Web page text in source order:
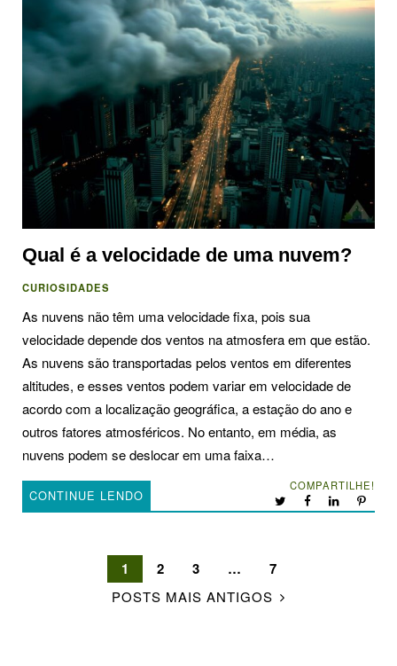
Qual é a velocidade de uma nuvem?
CURIOSIDADES
As nuvens não têm uma velocidade fixa, pois sua
velocidade depende dos ventos na atmosfera em que estão.
As nuvens são transportadas pelos ventos em diferentes
altitudes, e esses ventos podem variar em velocidade de
acordo com a localização geográfica, a estação do ano e
outros fatores atmosféricos. No entanto, em média, as
nuvens podem se deslocar em uma faixa…
CONTINUE LENDO
COMPARTILHE!
1 2 3 … 7
POSTS MAIS ANTIGOS